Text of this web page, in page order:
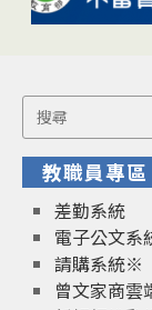
Search
for:
教職員專
差勤系統
電子公文
請購系統※
曾文家商